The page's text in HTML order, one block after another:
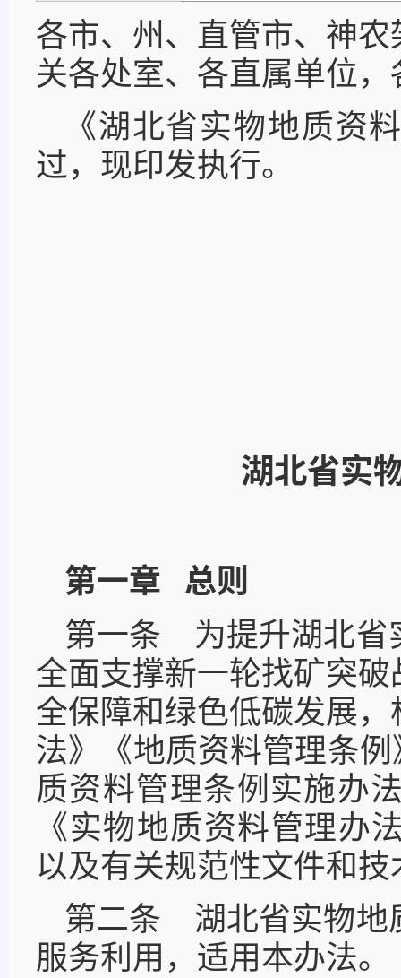
各市、州、直管市、神
关各处室、各直属单位
《湖北省实物地质资
过，现印发执行。
湖北省实
第一章 总则
第一条 为提升湖北省
全面支撑新一轮找矿突
全保障和绿色低碳发展
法》《地质资料管理条
质资料管理条例实施办
《实物地质资料管理办
以及有关规范性文件和
第二条 湖北省实物地
服务利用，适用本办法。